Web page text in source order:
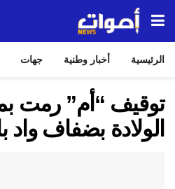
الرئيسية أخبار وطنية جهات
توقيف “أم” رمت
الولادة بضفاف واد